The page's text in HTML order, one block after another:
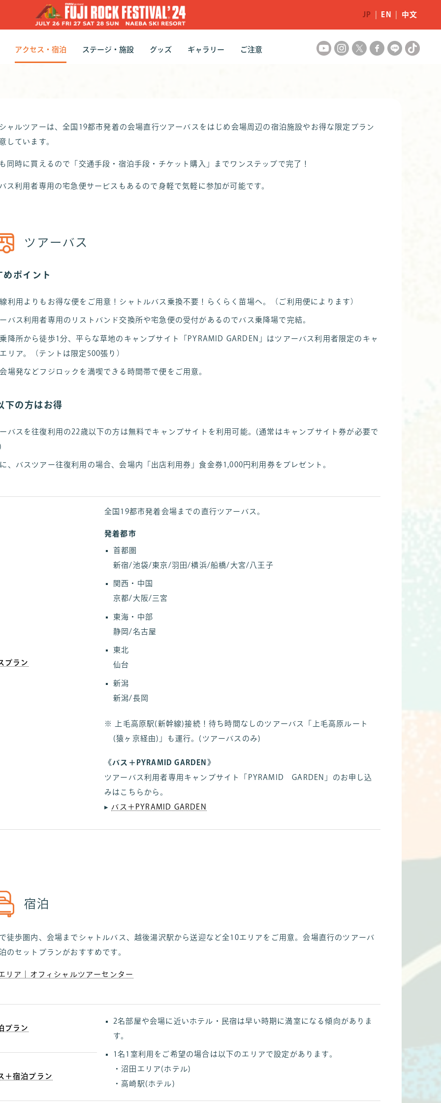
JP EN 中文
アクセス・宿泊 ステージ・施設 グッズ ギャラリー ご注意
ャルツアーは、全国19都市発着の会場直行ツアーバスをはじめ会場周辺の宿泊施設やお得な限定プラン
しています。
同時に買えるので「交通手段・宿泊手段・チケット購入」までワンステップで完了！
ス利用者専用の宅急便サービスもあるので身軽で気軽に参加が可能です。
ツアーバス
めポイント
利用よりもお得な便をご用意！シャトルバス乗換不要！らくらく苗場へ。（ご利用便によります）
バス利用者専用のリストバンド交換所や宅急便の受付があるのでバス乗降場で完結。
降所から徒歩1分、平らな草地のキャンプサイト「PYRAMID GARDEN」はツアーバス利用者限定のキャ
リア。（テントは限定500張り）
場発などフジロックを満喫できる時間帯で便をご用意。
下の方はお得
バスを往復利用の22歳以下の方は無料でキャンプサイトを利用可能。(通常はキャンプサイト券が必要で
、バスツアー往復利用の場合、会場内「出店利用券」食金券1,000円利用券をプレゼント。
プラン
全国19都市発着会場までの直行ツアーバス。
発着都市
首都圏
新宿/池袋/東京/羽田/横浜/船橋/大宮/八王子
関西・中国
京都/大阪/三宮
東海・中部
静岡/名古屋
東北
仙台
新潟
新潟/長岡
上毛高原駅(新幹線)接続！待ち時間なしのツアーバス「上毛高原ルート
(猿ヶ京経由)」も運行。(ツアーバスのみ)
《バス＋PYRAMID GARDEN》
ツアーバス利用者専用キャンプサイト「PYRAMID GARDEN」のお申し込
みはこちらから。
▸ バス＋PYRAMID GARDEN
宿泊
徒歩圏内、会場までシャトルバス、越後湯沢駅から送迎など全10エリアをご用意。会場直行のツアーバ
のセットプランがおすすめです。
リア｜オフィシャルツアーセンター
プラン
2名部屋や会場に近いホテル・民宿は早い時期に満室になる傾向がありま
す。
1名1室利用をご希望の場合は以下のエリアで設定があります。
・沼田エリア(ホテル)
・高崎駅(ホテル)
＋宿泊プラン